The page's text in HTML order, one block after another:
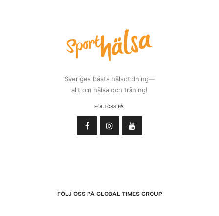
Sveriges bästa hälsotidning—
allt om hälsa och träning!
FÖLJ OSS PÅ:
FÖLJ OSS PÅ GLOBAL TIMES GROUP